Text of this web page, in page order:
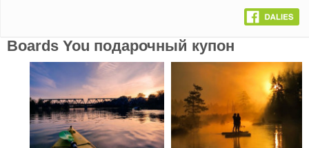
Boards You подарочный купон